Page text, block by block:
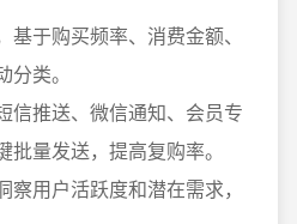
于购买频率、消费金额、
类。
信推送、微信通知、会员专
量发送，提高复购率。
用户活跃度和潜在需求，